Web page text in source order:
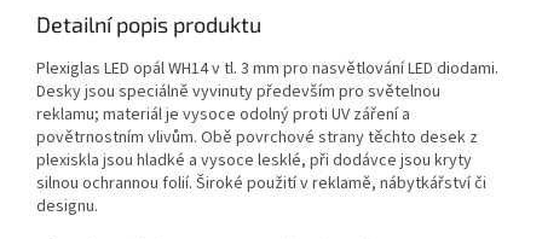
Detailní popis produktu
Plexiglas LED opál WH14 v tl. 3 mm pro nasvětlování LED diodami.
Desky jsou speciálně vyvinuty především pro světelnou
reklamu; materiál je vysoce odolný proti UV záření a
povětrnostním vlivům. Obě povrchové strany těchto desek z
plexiskla jsou hladké a vysoce lesklé, při dodávce jsou kryty
silnou ochrannou folií. Široké použití v reklamě, nábytkářství či
designu.